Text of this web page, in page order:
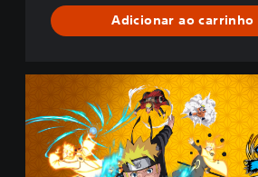
Adicionar ao carrinho
t